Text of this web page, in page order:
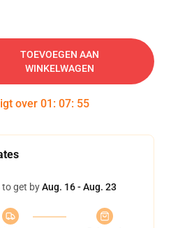
TOEVOEGEN AAN
WINKELWAGEN
over 01 : 07: 54
to get byAug. 16 - Aug. 23